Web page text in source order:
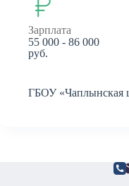
Зарплата
55 000 - 86 000
руб.
ГБОУ «Чаплынская